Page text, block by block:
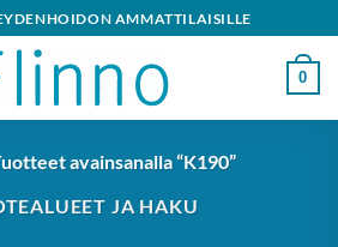
AMMATTILAISILLE
0
avainsanalla “K190”
JA HAKU